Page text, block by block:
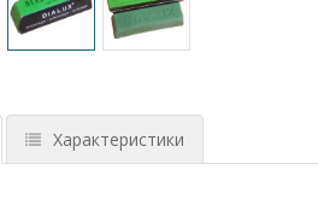
Характеристики